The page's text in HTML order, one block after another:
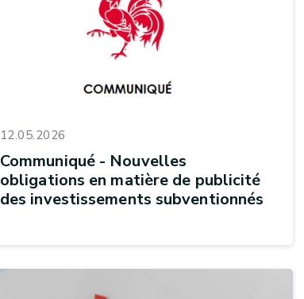
12.05.2026
Communiqué - Nouvelles
obligations en matière de publicité
des investissements subventionnés